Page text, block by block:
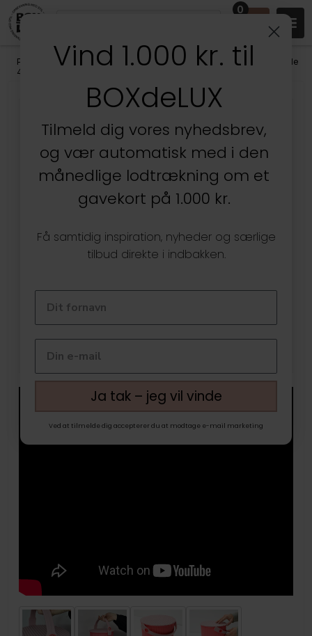
0
Produkter /Udendørs/ Haven/Omnioutil Spande /
Omnioutil Spande
4 Liter (mini)Vind 1.000 kr. til
BOXdeLUX
Tilmeld dig vores nyhedsbrev,
og vær automatisk med i den
månedlige lodtrækning om et
gavekort på 1.000 kr.
Få samtidig inspiration, nyheder og særlige
tilbud direkte i indbakken.
Ja tak – jeg vil vinde
Ved at tilmelde dig accepterer du at modtage e-mail marketing